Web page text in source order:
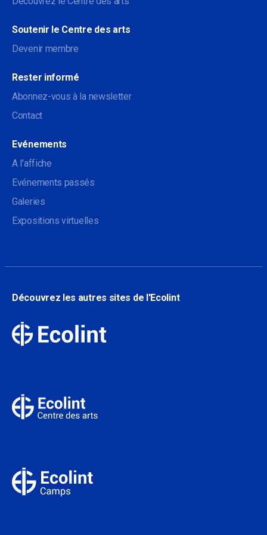
Soutenir le Centre des arts
Devenir membre
Rester informé
Abonnez-vous à la newsletter
Contact
Evénements
A l'affiche
Evénements passés
Galeries
Expositions virtuelles
Découvrez les autres sites de l'Ecolint